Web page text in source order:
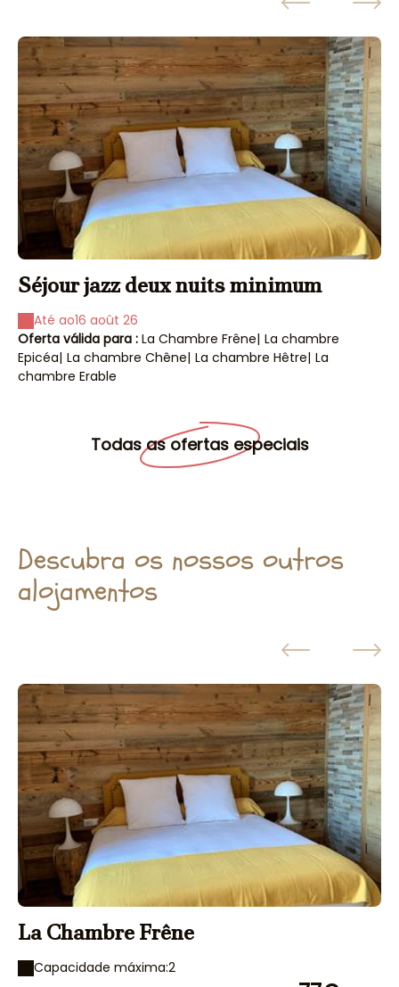
Séjour jazz deux nuits minimum
Até ao16 août 26
Oferta válida para : La Chambre Frêne| La chambre
Epicéa| La chambre Chêne| La chambre Hêtre| La
chambre Erable
Todas as ofertas especiais
Descubra os nossos outros
alojamentos
La Chambre Frêne
Capacidade máxima:2